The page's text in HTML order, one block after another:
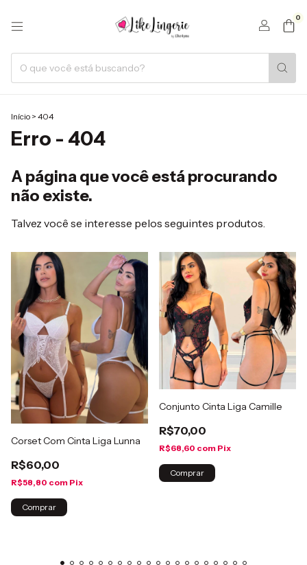
0
Início > 404
Erro - 404
A página que você está procurando
não existe.
Talvez você se interesse pelos seguintes produtos.
Corset Com Cinta Liga Lunna
R$60,00
R$58,80 com Pix
Comprar
Conjunto Cinta Liga Camille
R$70,00
R$68,60 com Pix
Comprar